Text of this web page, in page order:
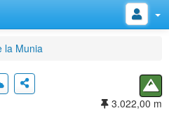
la Munia
3.022,00 m